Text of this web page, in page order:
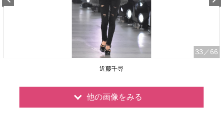
33 ／66
近藤千尋
他の画像をみる